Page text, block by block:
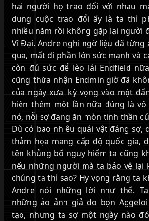
hai người họ trao đổi với nhau
dung cuộc trao đổi ấy là ta thì
nhiều năm rồi không gặp lại người
Vĩ Đại. Andre nghi ngờ liệu đã từng
qua, mất đi phần lớn sức mạnh và
còn đủ sức để lèo lái Endfield
cũng thừa nhận Endmin giờ đã
của ngày xưa, kỳ vọng vào một
hiện thêm một lần nữa đúng là vô
nó, nỗi sợ đang ăn mòn tinh thần
Dù có bao nhiêu quái vật đáng sợ,
thảm họa mang cấp độ quốc gia,
tên khủng bố nguy hiểm ta cũng
nếu những người mà ta bảo vệ lại
chúng ta thì sao? Hy vọng rằng ta
Andre nói những lời như thế.
những ảo ảnh giả do bọn
tạo, nhưng ta sợ một ngày nào